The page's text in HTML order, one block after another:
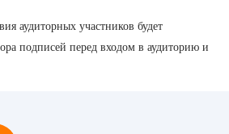
аудиторных участников будет
подписей перед входом в аудиторию и